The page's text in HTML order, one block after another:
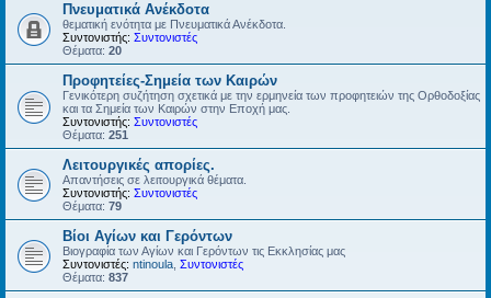
Πνευματικά Ανέκδοτα
θεματική ενότητα με Πνευματικά Ανέκδοτα.
Συντονιστής: Συντονιστές
Θέματα: 20
Προφητείες-Σημεία των Καιρών
Γενικότερη συζήτηση σχετικά με την ερμηνεία των προφητειών της Ορθοδοξίας
και τα Σημεία των Καιρών στην Εποχή μας.
Συντονιστής: Συντονιστές
Θέματα: 251
Λειτουργικές απορίες.
Απαντήσεις σε λειτουργικά θέματα.
Συντονιστής: Συντονιστές
Θέματα: 79
Βίοι Αγίων και Γερόντων
Βιογραφία των Αγίων και Γερόντων τις Εκκλησίας μας
Συντονιστές: ntinoula Συντονιστές
Θέματα: 837